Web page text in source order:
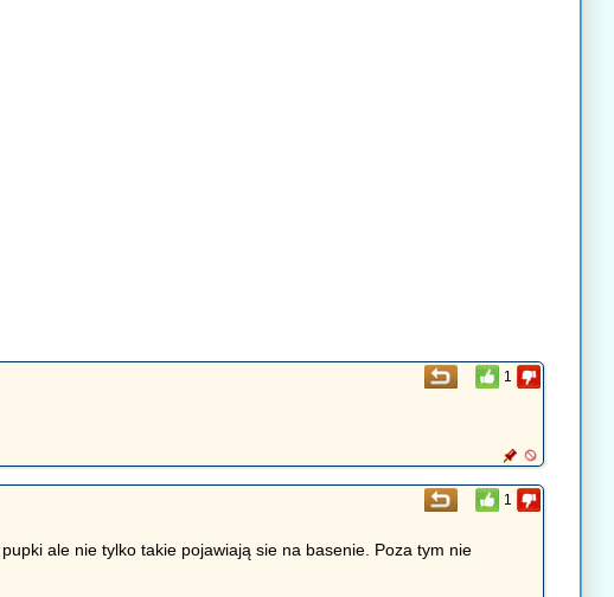
1
1
ale nie tylko takie pojawiają sie na basenie. Poza tym nie